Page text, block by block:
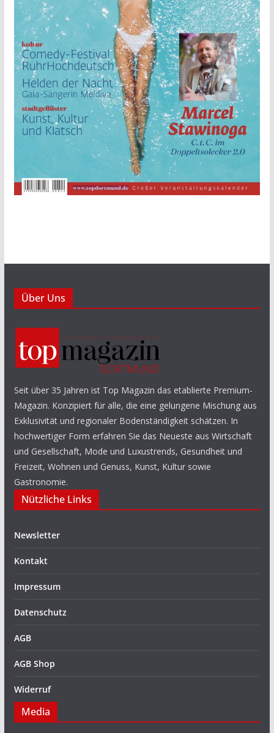
Über Uns
Seit über 35 Jahren ist Top Magazin das etablierte Premium-
Magazin. Konzipiert für alle, die eine gelungene Mischung aus
Exklusivität und regionaler Bodenständigkeit schätzen. In
hochwertiger Form erfahren Sie das Neueste aus Wirtschaft
und Gesellschaft, Mode und Luxustrends, Gesundheit und
Freizeit, Wohnen und Genuss, Kunst, Kultur sowie
Gastronomie.
Nützliche Links
Newsletter
Kontakt
Impressum
Datenschutz
AGB
AGB Shop
Widerruf
Media